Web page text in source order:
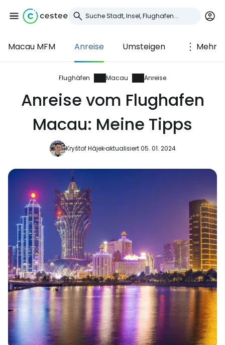
Macau MFM Anreise Umsteigen Mehr
Flughäfen Macau Anreise
Anreise vom Flughafen
Macau: Meine Tipps
Kryštof Hájekaktualisiert 05. 01. 2024
Anmeldung bei
Cestee
... die weltweite Reise-Community
Weiter mit E-Mail